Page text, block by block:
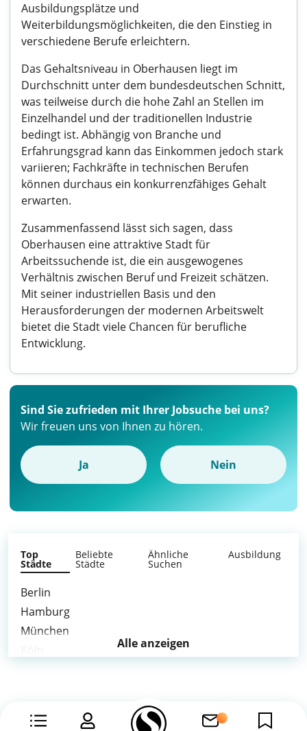
Ausbildungsplätze und
Weiterbildungsmöglichkeiten, die den Einstieg in
verschiedene Berufe erleichtern.
Das Gehaltsniveau in Oberhausen liegt im
Durchschnitt unter dem bundesdeutschen Schnitt,
was teilweise durch die hohe Zahl an Stellen im
Einzelhandel und der traditionellen Industrie
bedingt ist. Abhängig von Branche und
Erfahrungsgrad kann das Einkommen jedoch stark
variieren; Fachkräfte in technischen Berufen
können durchaus ein konkurrenzfähiges Gehalt
erwarten.
Zusammenfassend lässt sich sagen, dass
Oberhausen eine attraktive Stadt für
Arbeitssuchende ist, die ein ausgewogenes
Verhältnis zwischen Beruf und Freizeit schätzen.
Mit seiner industriellen Basis und den
Herausforderungen der modernen Arbeitswelt
bietet die Stadt viele Chancen für berufliche
Entwicklung.
Sind Sie zufrieden mit Ihrer Jobsuche bei uns?
Wir freuen uns von Ihnen zu hören.
Ja Nein
Top
Städte
Beliebte
Städte
Ähnliche
Suchen
Ausbildung
Berlin
Hamburg
München
Essen
Alle anzeigen